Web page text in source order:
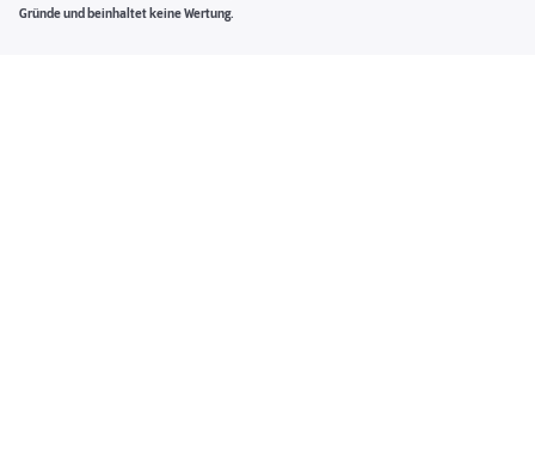
Gründe und beinhaltet keine Wertung.